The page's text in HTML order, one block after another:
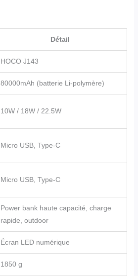
Détail
HOCO J143
80000mAh (batterie Li-polymère)
10W / 18W / 22.5W
Micro USB, Type-C
Micro USB, Type-C
Power bank haute capacité, charge
rapide, outdoor
Écran LED numérique
1850 g